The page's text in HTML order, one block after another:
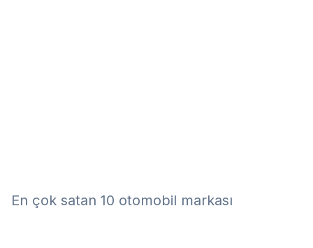
En çok satan 10 otomobil markası